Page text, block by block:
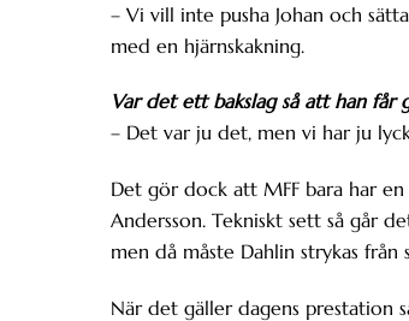
– Vi vill inte pusha Johan och
med en hjärnskakning.
Var det ett bakslag så att han får
– Det var ju det, men vi har ju
Det gör dock att MFF bara har
Andersson. Tekniskt sett så går
men då måste Dahlin strykas
När det gäller dagens prestation